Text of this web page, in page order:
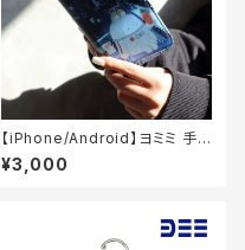
【iPhone/Android】ヨミミ 手
帳型スマホケース
¥3,000